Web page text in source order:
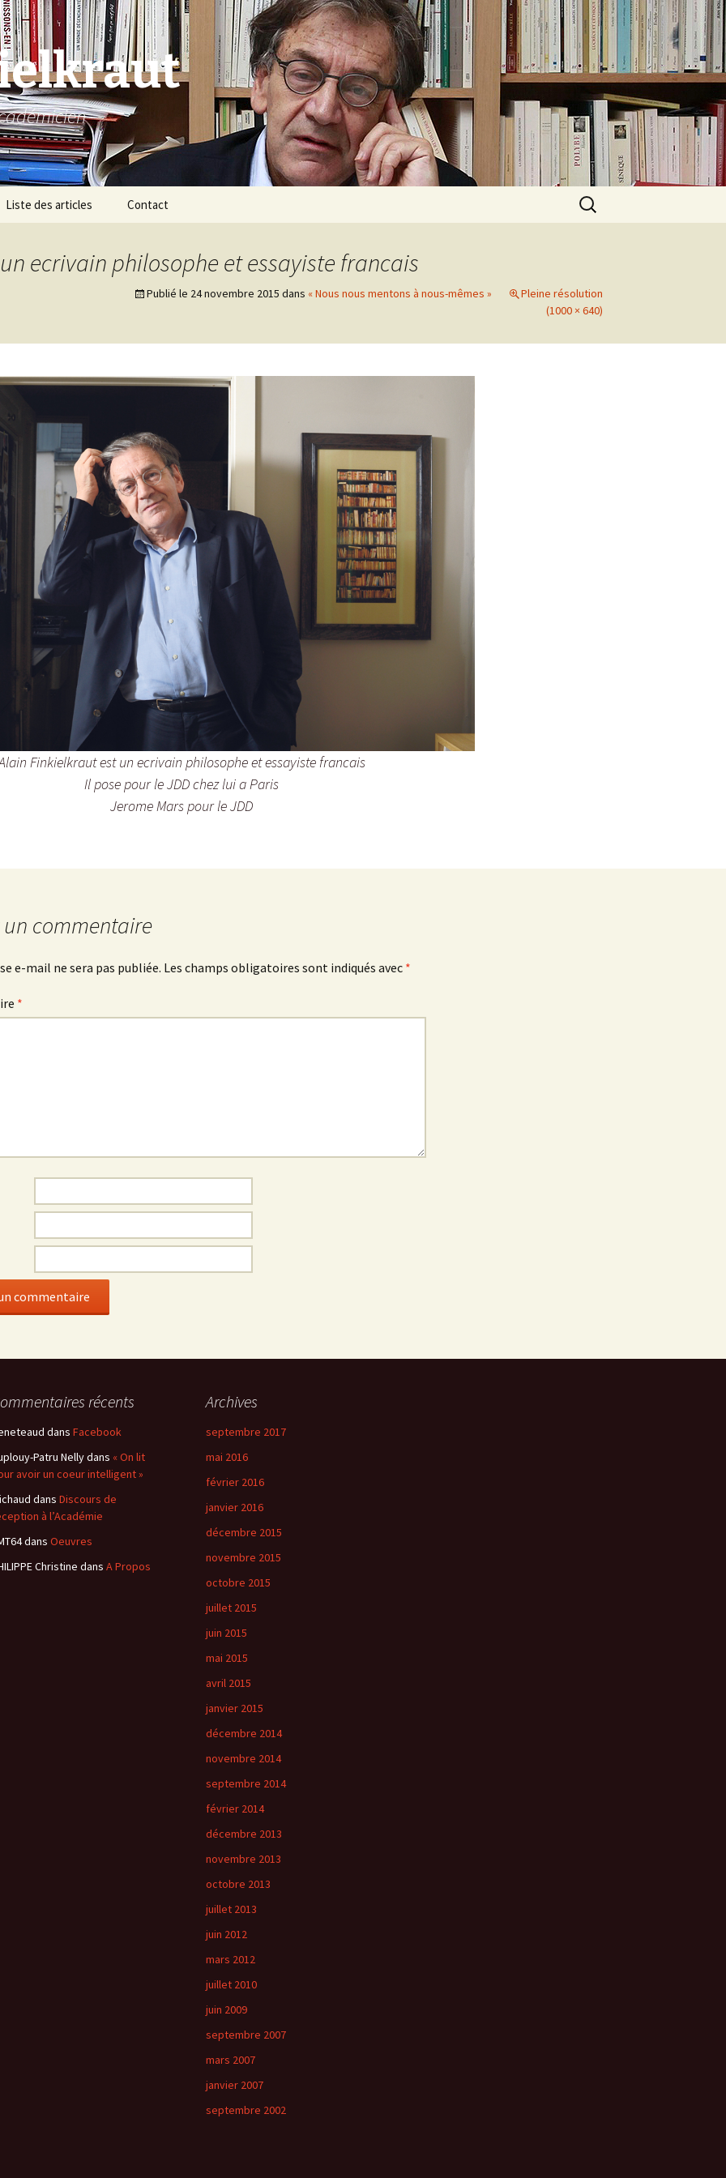
Liste des articles Contact
Rechercher :
ecrivain philosophe et essayiste francais
Publié le 24 novembre 2015 dans « Nous nous mentons à nous-mêmes »
Pleine résolution
(1000 × 640)
Finkielkraut est un ecrivain philosophe et essayiste francais
Il pose pour le JDD chez lui a Paris
Jerome Mars pour le JDD
un commentaire
e-mail ne sera pas publiée. Les champs obligatoires sont indiqués avec *
*
récents
dans Facebook
Patru Nellydans « On lit
avoir un coeur intelligent »
dans Discours de
à l’Académie
dans Oeuvres
Christine dans A Propos
Archives
septembre 2017
mai 2016
février 2016
janvier 2016
décembre 2015
novembre 2015
octobre 2015
juillet 2015
juin 2015
mai 2015
avril 2015
janvier 2015
décembre 2014
novembre 2014
septembre 2014
février 2014
décembre 2013
novembre 2013
octobre 2013
juillet 2013
juin 2012
mars 2012
juillet 2010
juin 2009
septembre 2007
mars 2007
janvier 2007
septembre 2002